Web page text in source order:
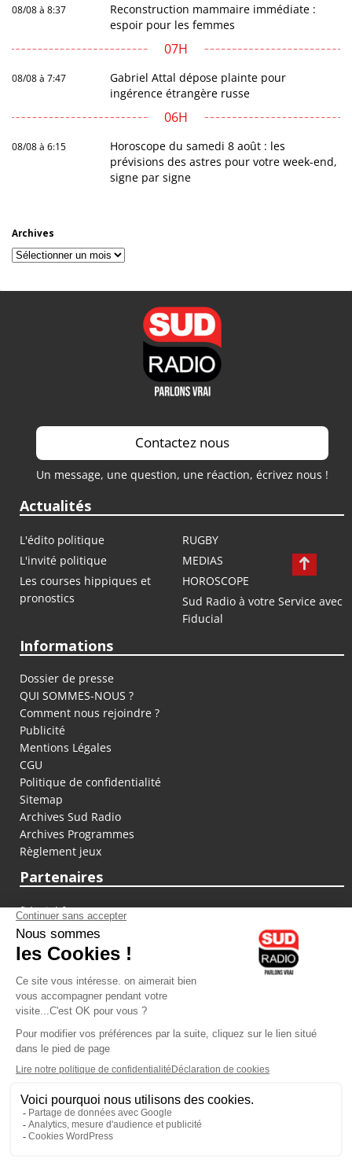
08/08 à 8:37
Reconstruction mammaire immédiate :
espoir pour les femmes
07H
08/08 à 7:47
Gabriel Attal dépose plainte pour
ingérence étrangère russe
06H
08/08 à 6:15
Horoscope du samedi 8 août : les
prévisions des astres pour votre week-end,
signe par signe
Archives
Archives
Contactez nous
Un message, une question, une réaction, écrivez nous !
Actualités
L'édito politique
RUGBY
L'invité politique
MEDIAS
Les courses hippiques et
pronostics
HOROSCOPE
Sud Radio à votre Service avec
Fiducial
Informations
Dossier de presse
QUI SOMMES-NOUS ?
Comment nous rejoindre ?
Publicité
Mentions Légales
CGU
Politique de confidentialité
Sitemap
Archives Sud Radio
Archives Programmes
Règlement jeux
Partenaires
fiducial.fr
lyoncapitale.fr
olympique-et-lyonnais.com
L'application Iphone / Android
Téléchargez l'application
Les cookies
Gestion des cookies
Crédit photos : ©Sud Radio / Pierre Olivier